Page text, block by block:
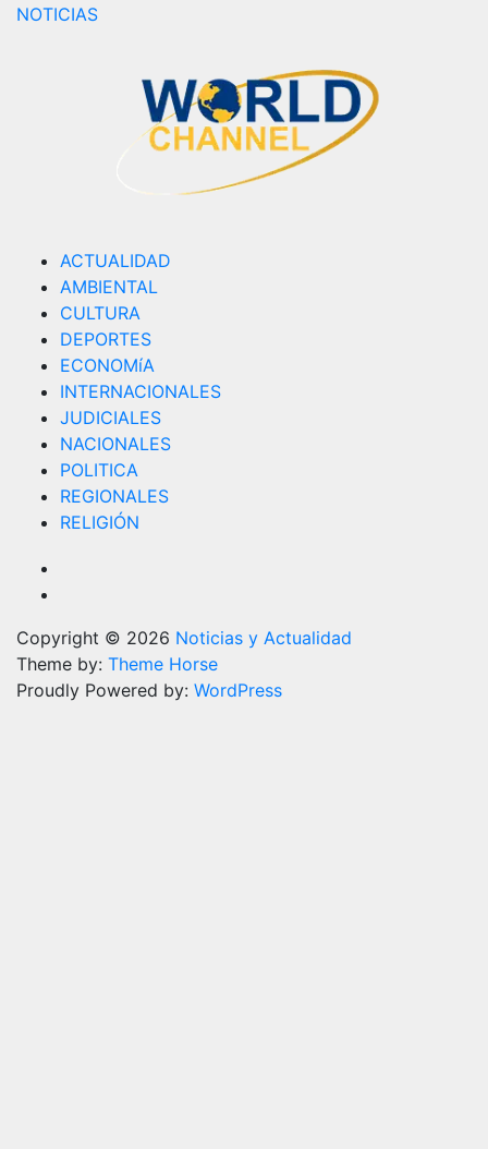
NOTICIAS
ACTUALIDAD
AMBIENTAL
CULTURA
DEPORTES
ECONOMíA
INTERNACIONALES
JUDICIALES
NACIONALES
POLITICA
REGIONALES
RELIGIÓN
Copyright © 2026 Noticias y Actualidad
Theme by: Theme Horse
Proudly Powered by: WordPress